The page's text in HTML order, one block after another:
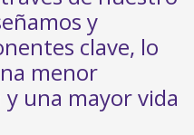
y
clave, lo
menor
una mayor vida